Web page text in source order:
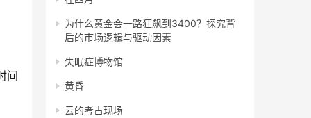
间
为什么黄金会一路狂飙到3400？探究背
后的市场逻辑与驱动因素
失眠症博物馆
黄昏
云的考古现场